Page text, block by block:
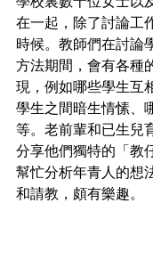
在一起，除了討論工
時候。教師們在討論
方法期間，會有各種
現，例如哪些學生互
學生之間暗生情愫、
等。老前輩和已生兒
分享他們獨特的「教
幫忙分析年青人的想
和請教，頗有樂趣。